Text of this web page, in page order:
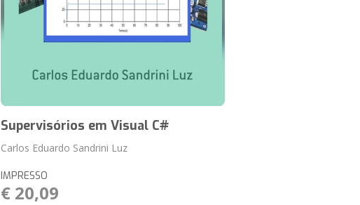
Supervisórios em Visual C#
Carlos Eduardo Sandrini Luz
IMPRESSO
€ 20,09